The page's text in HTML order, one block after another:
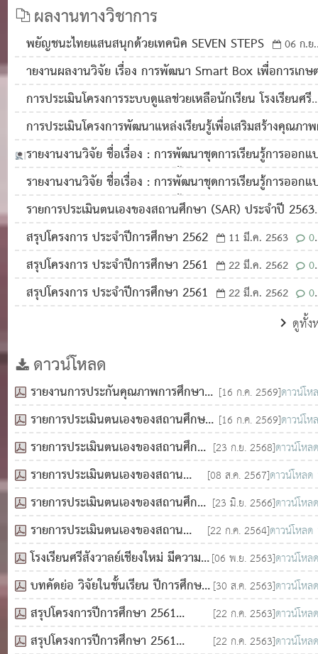
ผลงานทางวิชาการ
พยัญชนะไทยแสนสนุกด้วยเทคนิค SEVEN STEPS
06 ก.ย.
2566
0 819
ายงานผลงานวิจัย เรื่อง การพัฒนา Smart Box เพื่อการเกษ
สำหรับคนพิการและชุมชน
04 ก.พ. 2564 0 1,253
การประเมินโครงการระบบดูแลช่วยเหลือนักเรียน โรงเรียนศรี
สังวาลย์เชียงใหม่
19 ต.ค. 2565 0 1,465
การประเมินโครงการพัฒนาแหล่งเรียนรู้เพื่อเสริมสร้างคุณภา
เรียน โรงเรียนศรีสังวาลย์เชียงใหม่
11 ก.ย. 2565
0
1,572
รายงานงานวิจัย ชื่อเรื่อง : การพัฒนาชุดการเรียนรู้การออก
โปรแกรมด้วยผังงานในรายวิชาพื้นฐานการเขียนโปรแกรม
Development of learning program design package
using flowcharts in programming basics
16 ก.ย.
0
1,684
รายงานงานวิจัย ชื่อเรื่อง : การพัฒนาชุดการเรียนรู้การออก
โปรแกรมด้วยผังงานในรายวิชาพื้นฐานการเขียนโปรแกรม
Development of learning program design package
using flowcharts in programming basics
17 ก.ค.
0
1,622
รายการประเมินตนเองของสถานศึกษา (SAR) ประจำปี 2563
22 ก.ค. 2564 0 2,760
สรุปโครงการ ประจำปีการศึกษา 2562 11 มี.ค. 2563
0
3,007
สรุปโครงการ ประจำปีการศึกษา 2561 22 มี.ค. 2562
0
1,844
สรุปโครงการ ประจำปีการศึกษา 2561 22 มี.ค. 2562
0
ดูทั้ง
ดาวน์โหลด
รายงานการประกันคุณภาพการศึกษา
ของสถานศึกษานำร่อง 68
[16 ก.ค. 2569]ดาวน์โ
รายการประเมินตนเองของสถานศึกษา
(SAR) ประจำปี 2568
[16 ก.ค. 2569]ดาวน์โ
รายการประเมินตนเองของสถานศึกษา
(SAR) ประจำปี 2567
[23 ก.ย. 2568]ดาวน์โห
รายการประเมินตนเองของสถาน
ศึกษา (SAR) ประจำปี 2566
[08 ส.ค. 2567]ดาวน์โหลด
รายการประเมินตนเองของสถานศึกษา
(SAR) ประจำปี 2565
[23 มิ.ย. 2566]ดาวน์โห
รายการประเมินตนเองของสถาน
ศึกษา (SAR) ประจำปี 2563
[22 ก.ค. 2564]ดาวน์โหลด
โรงเรียนศรีสังวาลย์เชียงใหม่ มีความ
ประสงค์จะดำเนินการคัดเลือกบุคคล
ตำแหน่ง พนักงานขับรถ จำนวน 1 อัตรา
[06 พ.ย. 2563]ดาวน์โห
บทคัดย่อ วิจัยในชั้นเรียน ปีการศึกษา
2562 โรงเรียนศรีสังวาลย์เชียงใหม่ โดย
นางสาวณัฏฐ์ลิตา บุญมา
[30 ส.ค. 2563]ดาวน์โห
สรุปโครงการปีการศึกษา 2561
กิจกรรมธาราบำบัด ปีการศึกษา 2561
[22 ก.ค. 2563]ดาวน์โห
สรุปโครงการปีการศึกษา 2561
[22 ก.ค. 2563]ดาวน์โห